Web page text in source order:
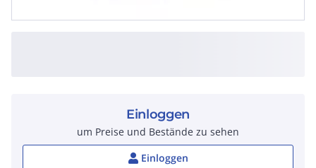
Einloggen
um Preise und Bestände zu sehen
Einloggen